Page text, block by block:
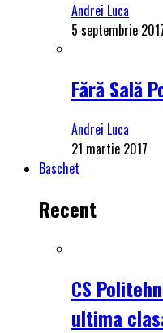
Andrei Luca
5 septembrie
Fără Sală
Andrei Luca
21 martie 2017
Baschet
Recent
CS
ultima